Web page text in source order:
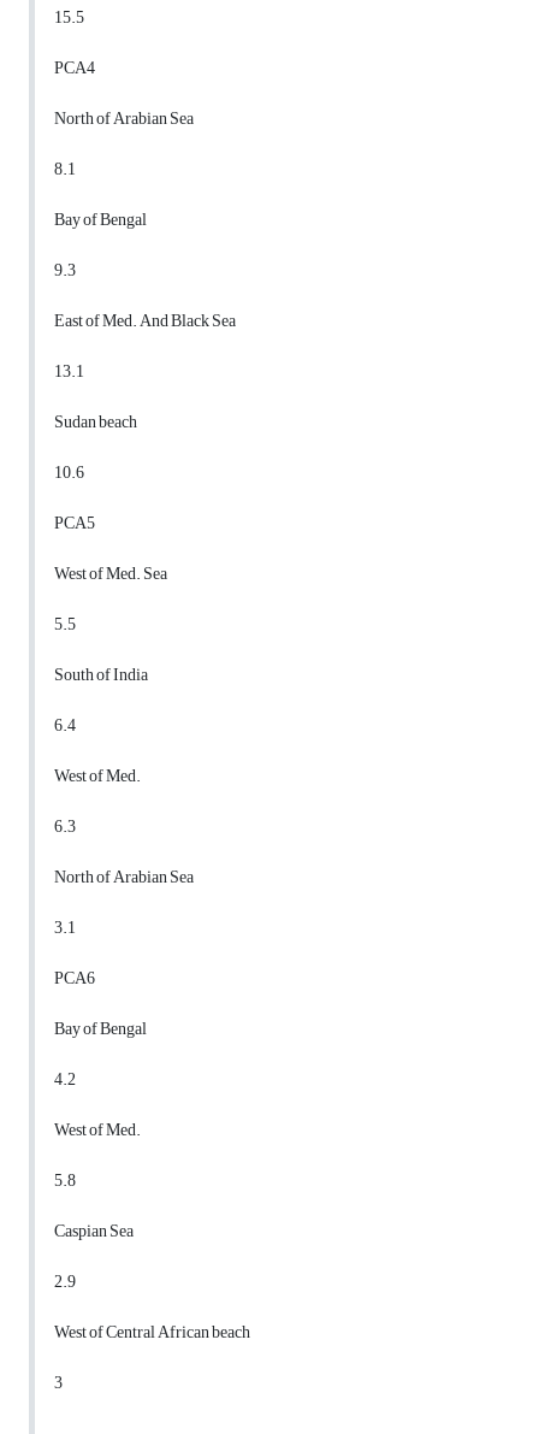
15.5
PCA4
North of Arabian Sea
8.1
Bay of Bengal
9.3
East of Med. And Black Sea
13.1
Sudan beach
10.6
PCA5
West of Med. Sea
5.5
South of India
6.4
West of Med.
6.3
North of Arabian Sea
3.1
PCA6
Bay of Bengal
4.2
West of Med.
5.8
Caspian Sea
2.9
West of Central African beach
3